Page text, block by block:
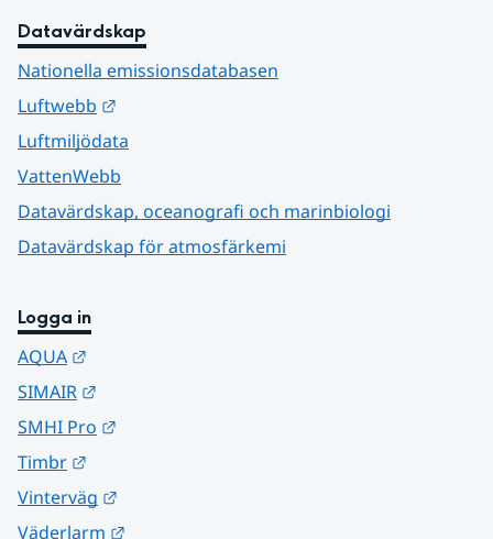
Datavärdskap
Nationella emissionsdatabasen
Luftwebb
Luftmiljödata
VattenWebb
Datavärdskap, oceanografi och marinbiologi
Datavärdskap för atmosfärkemi
Logga in
AQUA
SIMAIR
SMHI Pro
Timbr
Vinterväg
Väderlarm